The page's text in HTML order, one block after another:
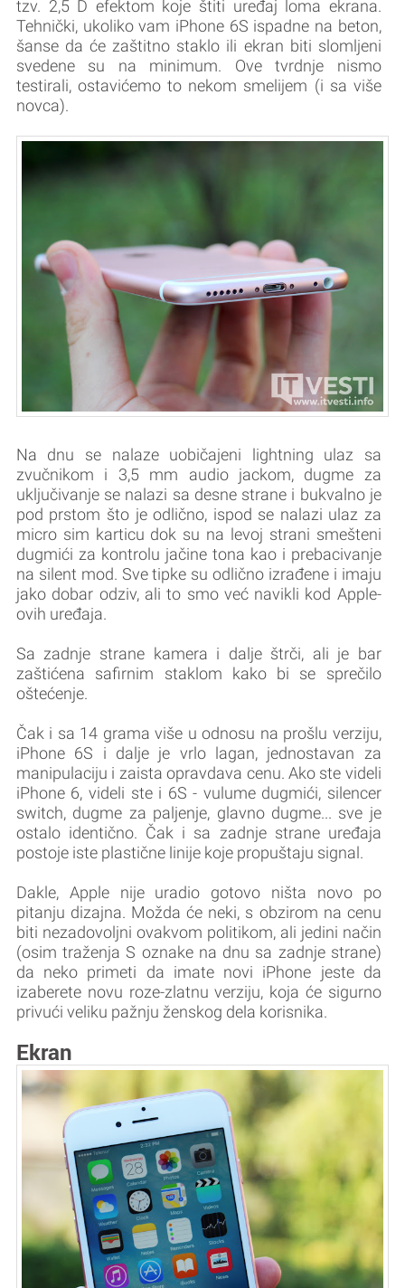
tzv. 2,5 D efektom koje štiti uređaj loma ekrana.
Tehnički, ukoliko vam iPhone 6S ispadne na beton,
šanse da će zaštitno staklo ili ekran biti slomljeni
svedene su na minimum. Ove tvrdnje nismo
testirali, ostavićemo to nekom smelijem (i sa više
novca).
Na dnu se nalaze uobičajeni lightning ulaz sa
zvučnikom i 3,5 mm audio jackom, dugme za
uključivanje se nalazi sa desne strane i bukvalno je
pod prstom što je odlično, ispod se nalazi ulaz za
micro sim karticu dok su na levoj strani smešteni
dugmići za kontrolu jačine tona kao i prebacivanje
na silent mod. Sve tipke su odlično izrađene i imaju
jako dobar odziv, ali to smo već navikli kod Apple-
ovih uređaja.
Sa zadnje strane kamera i dalje štrči, ali je bar
zaštićena safirnim staklom kako bi se sprečilo
oštećenje.
Čak i sa 14 grama više u odnosu na prošlu verziju,
iPhone 6S i dalje je vrlo lagan, jednostavan za
manipulaciju i zaista opravdava cenu. Ako ste videli
iPhone 6, videli ste i 6S - vulume dugmići, silencer
switch, dugme za paljenje, glavno dugme... sve je
ostalo identično. Čak i sa zadnje strane uređaja
postoje iste plastične linije koje propuštaju signal.
Dakle, Apple nije uradio gotovo ništa novo po
pitanju dizajna. Možda će neki, s obzirom na cenu
biti nezadovoljni ovakvom politikom, ali jedini način
(osim traženja S oznake na dnu sa zadnje strane)
da neko primeti da imate novi iPhone jeste da
izaberete novu roze-zlatnu verziju, koja će sigurno
privući veliku pažnju ženskog dela korisnika.
Ekran